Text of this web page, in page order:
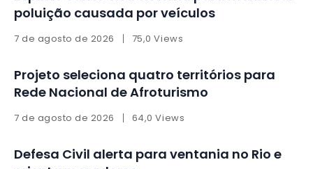
poluição causada por veículos
7 de agosto de 2026 75,0 Views
Projeto seleciona quatro territórios para
Rede Nacional de Afroturismo
7 de agosto de 2026 64,0 Views
Defesa Civil alerta para ventania no Rio e